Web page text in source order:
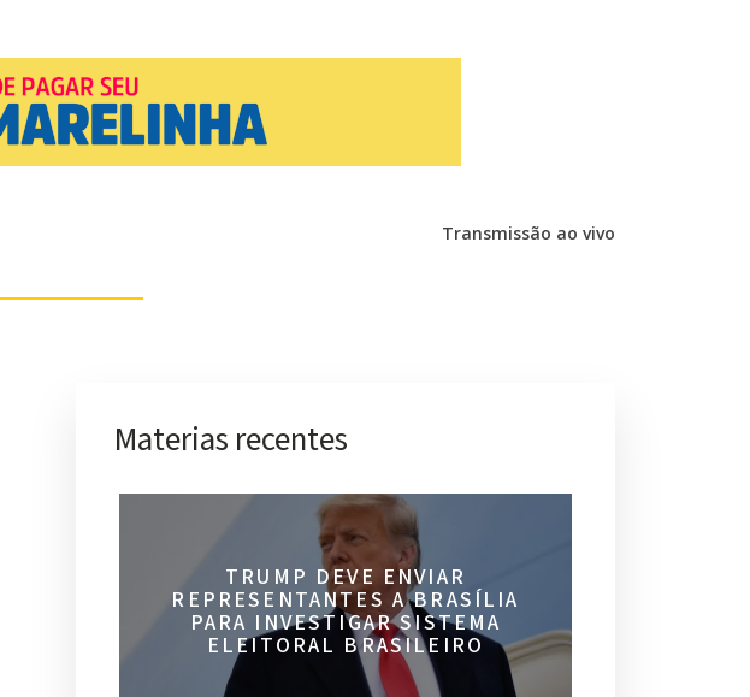
Transmissão ao vivo
Materias recentes
TRUMP DEVE ENVIAR
REPRESENTANTES A BRASÍLIA
PARA INVESTIGAR SISTEMA
ELEITORAL BRASILEIRO